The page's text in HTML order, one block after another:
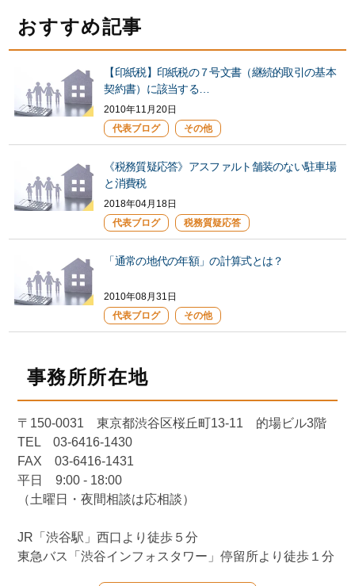
おすすめ記事
【印紙税】印紙税の７号文書（継続的取引の基本
契約書）に該当する…
2010年11月20日
代表ブログ
その他
《税務質疑応答》アスファルト舗装のない駐車場
と消費税
2018年04月18日
代表ブログ
税務質疑応答
「通常の地代の年額」の計算式とは？
2010年08月31日
代表ブログ
その他
事務所所在地
〒150-0031 東京都渋谷区桜丘町13-11 的場ビル3階
TEL 03-6416-1430
FAX 03-6416-1431
平日 9:00 - 18:00
（土曜日・夜間相談は応相談）
JR「渋谷駅」西口より徒歩５分
東急バス「渋谷インフォスタワー」停留所より徒歩１分